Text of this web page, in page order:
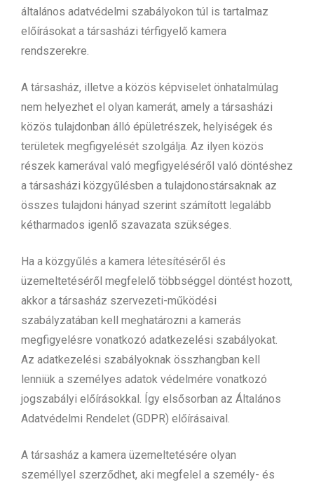
általános adatvédelmi szabályokon túl is tartalmaz
előírásokat a társasházi térfigyelő kamera
rendszerekre.
A társasház, illetve a közös képviselet önhatalmúlag
nem helyezhet el olyan kamerát, amely a társasházi
közös tulajdonban álló épületrészek, helyiségek és
területek megfigyelését szolgálja. Az ilyen közös
részek kamerával való megfigyeléséről való döntéshez
a társasházi közgyűlésben a tulajdonostársaknak az
összes tulajdoni hányad szerint számított legalább
kétharmados igenlő szavazata szükséges.
Ha a közgyűlés a kamera létesítéséről és
üzemeltetéséről megfelelő többséggel döntést hozott,
akkor a társasház szervezeti-működési
szabályzatában kell meghatározni a kamerás
megfigyelésre vonatkozó adatkezelési szabályokat.
Az adatkezelési szabályoknak összhangban kell
lenniük a személyes adatok védelmére vonatkozó
jogszabályi előírásokkal. Így elsősorban az Általános
Adatvédelmi Rendelet (GDPR) előírásaival.
A társasház a kamera üzemeltetésére olyan
személlyel szerződhet, aki megfelel a személy- és